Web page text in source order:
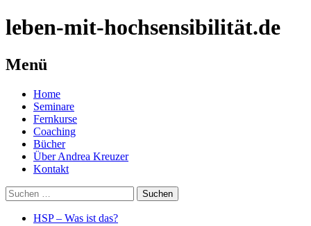
leben-mit-hochsensibilität.de
Menü
Springe
zum
Inhalt
Home
Seminare
Fernkurse
Coaching
Bücher
Über Andrea Kreuzer
Kontakt
Suchen
nach:
HSP – Was ist das?